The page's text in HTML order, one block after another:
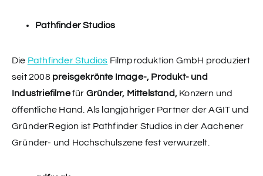
Pathfinder Studios
Die Pathfinder Studios Filmproduktion GmbH produziert
seit 2008 preisgekrönte Image-, Produkt- und
Industriefilmefür Gründer, Mittelstand, Konzern und
öffentliche Hand. Als langjähriger Partner der AGIT und
GründerRegion ist Pathfinder Studios in der Aachener
Gründer- und Hochschulszene fest verwurzelt.